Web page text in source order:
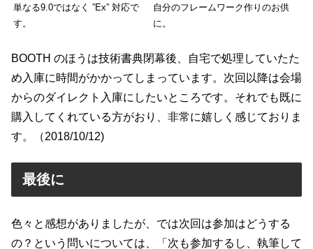
単なる9.0ではなく ”Ex” 対応で
す。
自分のフレームワーク作りのお供
に。
BOOTH のほうは技術書典閉幕後、自宅で処理していたた
め入庫に時間がかかってしまっています。次回以降は会場
からのダイレクト入庫にしたいところです。それでも既に
購入してくれている方がおり、非常に嬉しく感じておりま
す。（2018/10/12)
最後に
色々と感想がありましたが、では次回は参加はどうする
の？という問いについては、「次も参加するし、執筆して